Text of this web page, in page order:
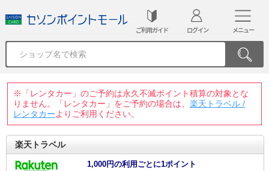
ご利用ガイド ログイン メニュー
※「レンタカー」のご予約は永久不滅ポイント積算の対象とな
りません。「レンタカー」をご予約の場合は、楽天トラベル /
レンタカーよりご利用ください。
楽天トラベル
1,000円の利用ごとに1ポイント